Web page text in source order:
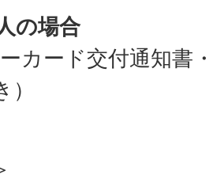
の場合
カード交付通知書